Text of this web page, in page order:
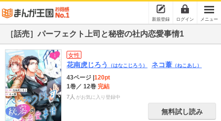
新規登録 ログイン メニュー
［話売］パーフェクト上司と秘密の社内恋愛事情1
女性
花南虎じろう （はなこじろう） ネコ葦 （ねこあし）
43ページ 120pt
1巻／ 12巻 完結
7人 がお気に入り登録中
無料試し読み